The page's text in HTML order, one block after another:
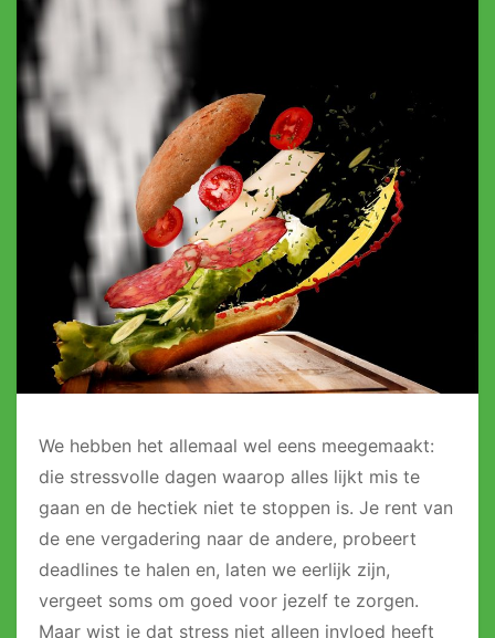
We hebben het allemaal wel eens meegemaakt:
die stressvolle dagen waarop alles lijkt mis te
gaan en de hectiek niet te stoppen is. Je rent van
de ene vergadering naar de andere, probeert
deadlines te halen en, laten we eerlijk zijn,
vergeet soms om goed voor jezelf te zorgen.
Maar wist je dat stress niet alleen invloed heeft